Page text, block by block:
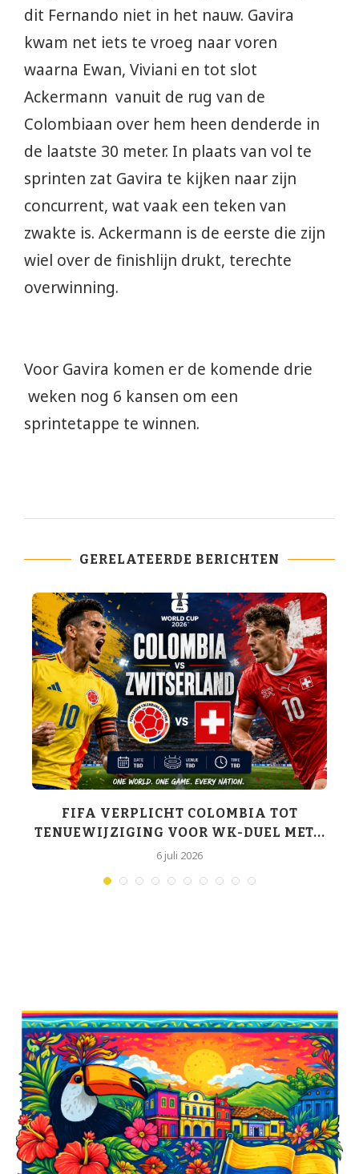
dit Fernando niet in het nauw. Gavira
kwam net iets te vroeg naar voren
waarna Ewan, Viviani en tot slot
Ackermann vanuit de rug van de
Colombiaan over hem heen denderde in
de laatste 30 meter. In plaats van vol te
sprinten zat Gavira te kijken naar zijn
concurrent, wat vaak een teken van
zwakte is. Ackermann is de eerste die zijn
wiel over de finishlijn drukt, terechte
overwinning.
Voor Gavira komen er de komende drie
weken nog 6 kansen om een
sprintetappe te winnen.
GERELATEERDE BERICHTEN
FIFA VERPLICHT COLOMBIA TOT
TENUEWIJZIGING VOOR WK-DUEL MET...
6 juli 2026